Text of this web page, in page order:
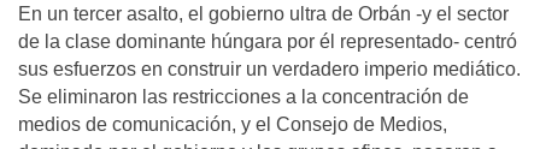
En un tercer asalto, el gobierno ultra de Orbán -y el sector
de la clase dominante húngara por él representado- centró
sus esfuerzos en construir un verdadero imperio mediático.
Se eliminaron las restricciones a la concentración de
medios de comunicación, y el Consejo de Medios,